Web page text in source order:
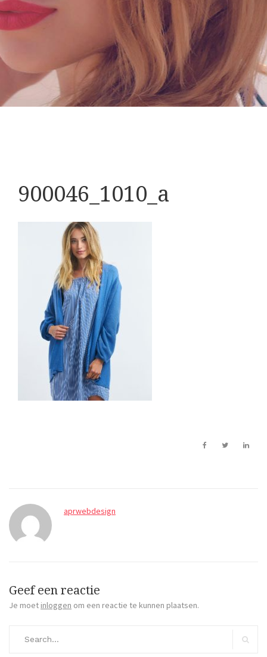
900046_1010_a
aprwebdesign
Geef een reactie
Je moet inloggen om een reactie te kunnen plaatsen.